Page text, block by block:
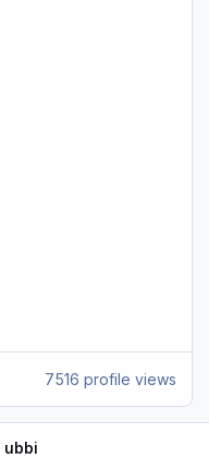
7516 profile views
ubbi